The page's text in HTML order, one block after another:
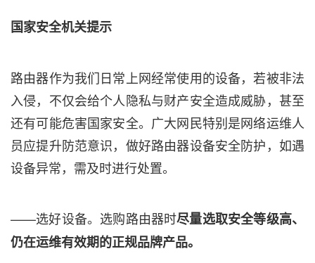
国家安全机关提示
路由器作为我们日常上网经常使用的设备，若被非法
入侵，不仅会给个人隐私与财产安全造成威胁，甚至
还有可能危害国家安全。广大网民特别是网络运维人
员应提升防范意识，做好路由器设备安全防护，如遇
设备异常，需及时进行处置。
——选好设备。选购路由器时尽量选取安全等级高、
仍在运维有效期的正规品牌产品。